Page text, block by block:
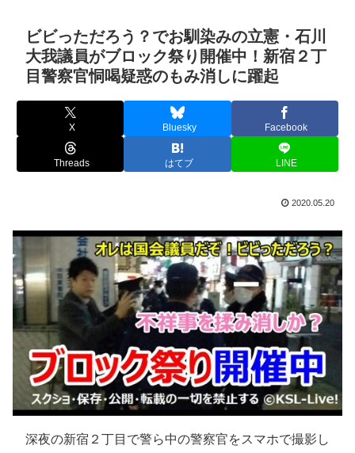
ビビっただろう？でお馴染みの立憲・石川
大我議員がブロック祭り開催中！新宿２丁
目警察官恫喝疑惑のもみ消しに躍起
X Bluesky Facebook
Threads はてブ LINE
2020.05.20
深夜の新宿２丁目で警ら中の警察官をスマホで撮影し